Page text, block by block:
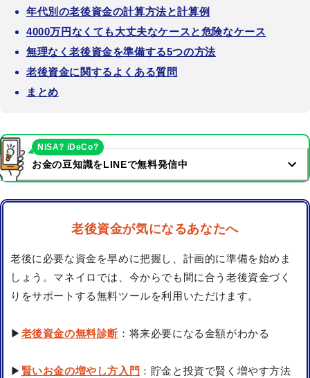
年代別の老後資金の計算方法と計算例
4000万円なくても大丈夫なケースと危険なケース
無理なく老後資金を準備する5つの方法
老後資金に関するよくある質問
まとめ
お金の豆知識をLINEで無料発信中
NISA? iDeCo?
老後資金が気になるあなたへ
老後に必要な資金を早めに把握し、計画的に準備を始めま
しょう。マネイロでは、今からでも間に合う老後資金づく
りをサポートする無料ツールを利用いただけます。
▶ 老後資金の無料診断 ：将来必要になる金額がわかる
▶ 賢いお金の増やし方入門 ：貯金と投資で賢く増やす方法